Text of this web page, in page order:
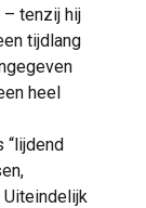
– tenzij hij
tijdlang
heel
“lijdend